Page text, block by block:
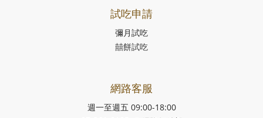
試吃申請
彌月試吃
囍餅試吃
網路客服
週一至週五 09:00-18:00